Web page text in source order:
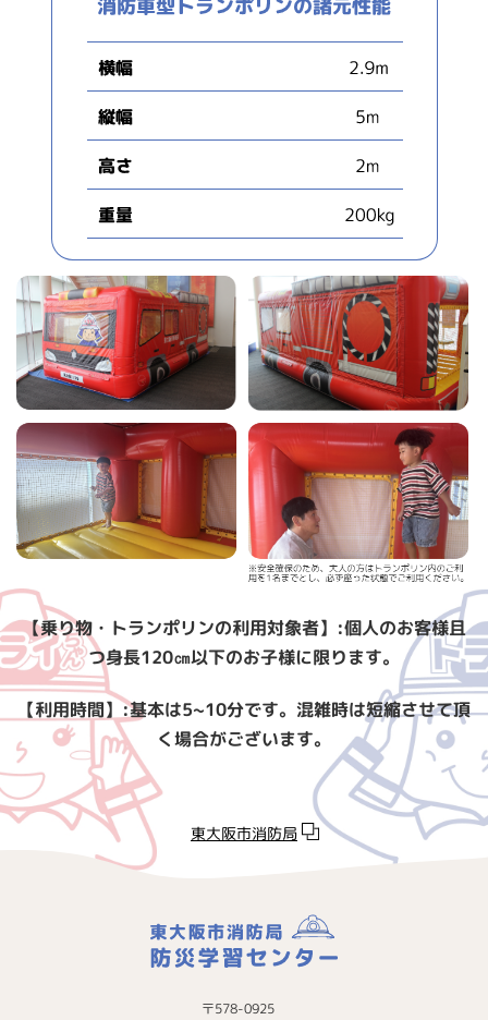
【乗り物・トランポリンの利用対象者】:個人のお客様且
つ身長120㎝以下のお子様に限ります。
【利用時間】:基本は5~10分です。混雑時は短縮させて頂
く場合がございます。
東大阪市消防局
〒578-0925